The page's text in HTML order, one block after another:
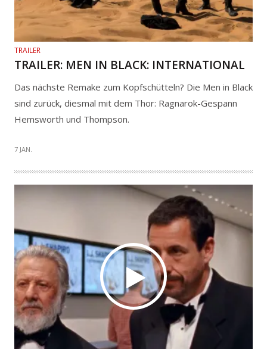
TRAILER
TRAILER: MEN IN BLACK: INTERNATIONAL
Das nächste Remake zum Kopfschütteln? Die Men in Black
sind zurück, diesmal mit dem Thor: Ragnarok-Gespann
Hemsworth und Thompson.
7 JAN.